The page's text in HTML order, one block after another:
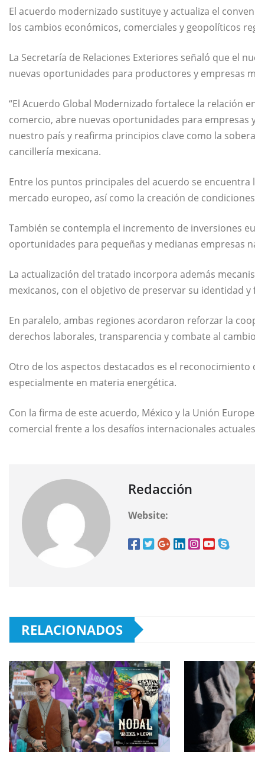
El acuerdo modernizado sustituye y actualiza el
los cambios económicos, comerciales y geopolíticos
La Secretaría de Relaciones Exteriores señaló que el
nuevas oportunidades para productores y empresas
“El Acuerdo Global Modernizado fortalece la relación
comercio, abre nuevas oportunidades para
nuestro país y reafirma principios clave como la
cancillería mexicana.
Entre los puntos principales del acuerdo se
mercado europeo, así como la creación de
También se contempla el incremento de inversiones
oportunidades para pequeñas y medianas empresas
La actualización del tratado incorpora además
mexicanos, con el objetivo de preservar su identidad
En paralelo, ambas regiones acordaron reforzar la
derechos laborales, transparencia y combate al
Otro de los aspectos destacados es el
especialmente en materia energética.
Con la firma de este acuerdo, México y la Unión
comercial frente a los desafíos internacionales
Redacción
Website:
RELACIONADOS